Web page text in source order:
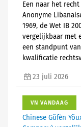
Een naar het
Anonyme
1969, de Wet IB
vergelijkbaar met
een standpunt
kwalificatie
23 juli 2026
VN VANDAAG
Chinese Gǔfèn